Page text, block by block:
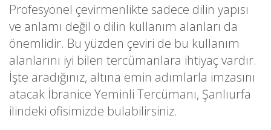
Profesyonel çevirmenlikte sadece dilin yapısı
ve anlamı değil o dilin kullanım alanları da
önemlidir. Bu yüzden çeviri de bu kullanım
alanlarını iyi bilen tercümanlara ihtiyaç vardır.
İşte aradığınız, altına emin adımlarla imzasını
atacak İbranice Yeminli Tercümanı, Şanlıurfa
ilindeki ofisimizde bulabilirsiniz.